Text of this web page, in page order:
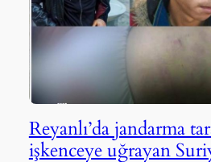
Reyanlı’da jandarma
işkenceye uğrayan